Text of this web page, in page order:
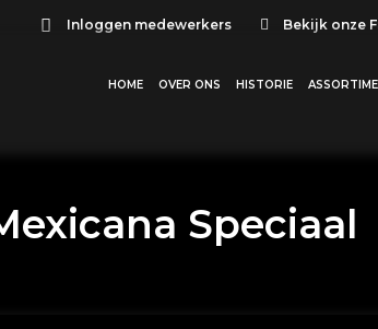
Inloggen medewerkers Bekijk onze
HOME OVER ONS HISTORIE
Speciaal